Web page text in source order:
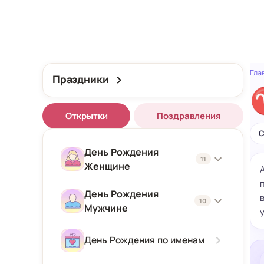
Праздники
Открытки Поздравления
День Рождения
Женщине
11
Женщине
Подруге
Девушке
День Рождения
Мужчине
10
Мужчине
День Рождения по именам